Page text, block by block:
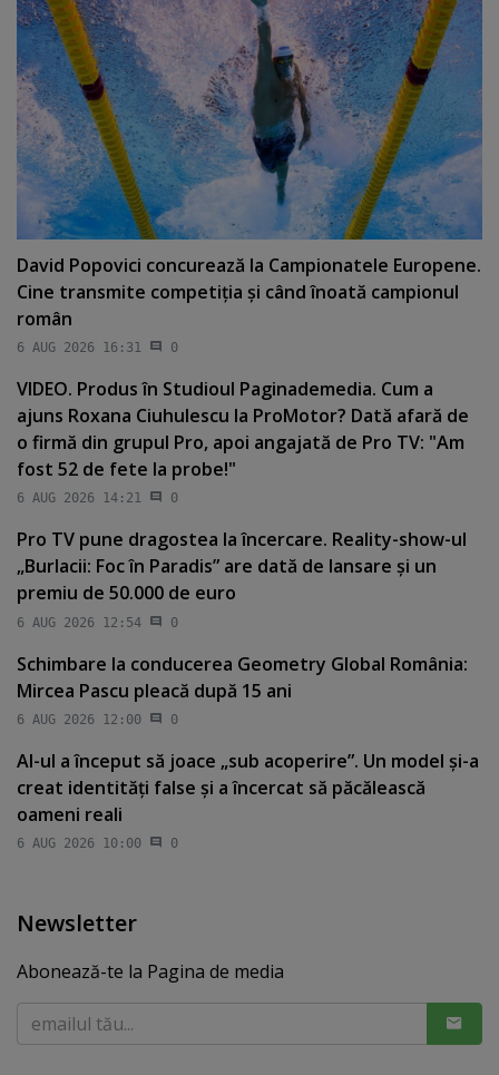
David Popovici concurează la Campionatele Europene.
Cine transmite competiţia şi când înoată campionul
român
6 AUG 2026 16:31 0
VIDEO. Produs în Studioul Paginademedia. Cum a
ajuns Roxana Ciuhulescu la ProMotor? Dată afară de
o firmă din grupul Pro, apoi angajată de Pro TV: "Am
fost 52 de fete la probe!"
6 AUG 2026 14:21 0
Pro TV pune dragostea la încercare. Reality-show-ul
„Burlacii: Foc în Paradis” are dată de lansare şi un
premiu de 50.000 de euro
6 AUG 2026 12:54 0
Schimbare la conducerea Geometry Global România:
Mircea Pascu pleacă după 15 ani
6 AUG 2026 12:00 0
AI-ul a început să joace „sub acoperire”. Un model şi-a
creat identităţi false şi a încercat să păcălească
oameni reali
6 AUG 2026 10:00 0
Newsletter
Abonează-te la Pagina de media